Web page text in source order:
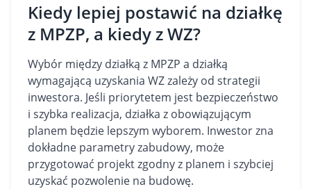
Kiedy lepiej postawić na działkę
z MPZP, a kiedy z WZ?
Wybór między działką z MPZP a działką
wymagającą uzyskania WZ zależy od strategii
inwestora. Jeśli priorytetem jest bezpieczeństwo
i szybka realizacja, działka z obowiązującym
planem będzie lepszym wyborem. Inwestor zna
dokładne parametry zabudowy, może
przygotować projekt zgodny z planem i szybciej
uzyskać pozwolenie na budowę.